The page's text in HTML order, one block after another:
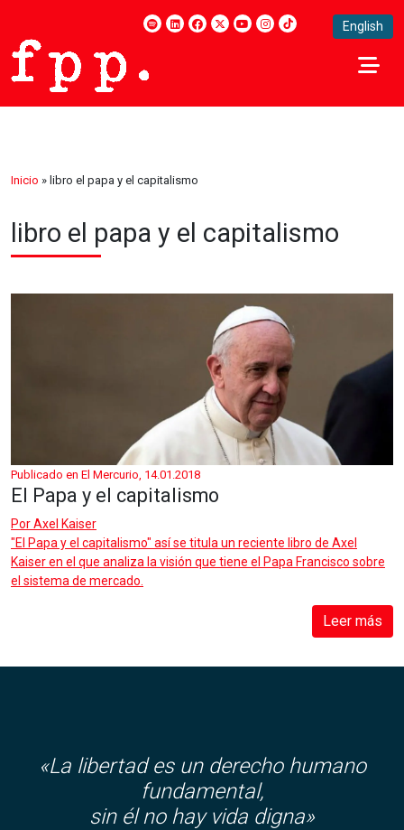
English
Inicio » libro el papa y el capitalismo
libro el papa y el capitalismo
Publicado en El Mercurio, 14.01.2018
El Papa y el capitalismo
PorAxel Kaiser
"El Papa y el capitalismo" así se titula un reciente libro de Axel
Kaiser en el que analiza la visión que tiene el Papa Francisco sobre
el sistema de mercado.
Leer más
«La libertad es un derecho humano
fundamental,
sin él no hay vida digna»